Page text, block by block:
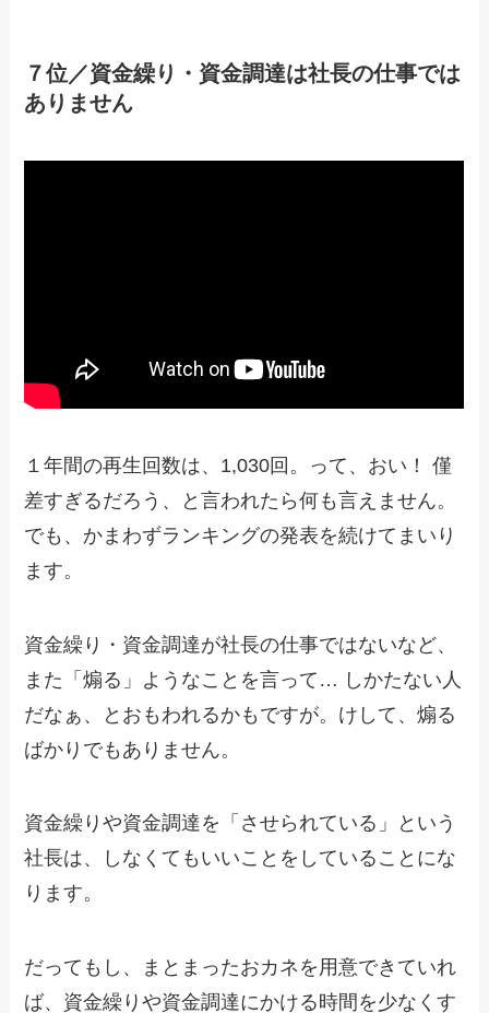
７位／資金繰り・資金調達は社長の仕事では
ありません
１年間の再生回数は、1,030回。って、おい！ 僅
差すぎるだろう、と言われたら何も言えません。
でも、かまわずランキングの発表を続けてまいり
ます。
資金繰り・資金調達が社長の仕事ではないなど、
また「煽る」ようなことを言って… しかたない人
だなぁ、とおもわれるかもですが。けして、煽る
ばかりでもありません。
資金繰りや資金調達を「させられている」という
社長は、しなくてもいいことをしていることにな
ります。
だってもし、まとまったおカネを用意できていれ
ば、資金繰りや資金調達にかける時間を少なくす